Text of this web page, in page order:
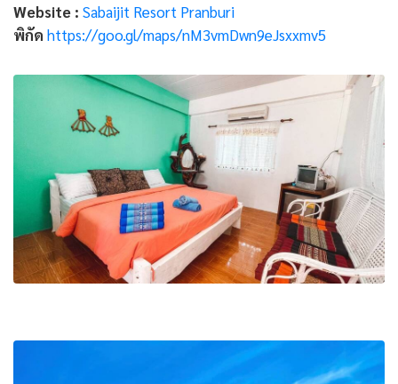
Website : Sabaijit Resort Pranburi
พิกัด https://goo.gl/maps/nM3vmDwn9eJsxxmv5